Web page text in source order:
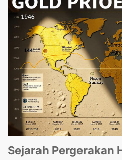
Sejarah Pergerakan